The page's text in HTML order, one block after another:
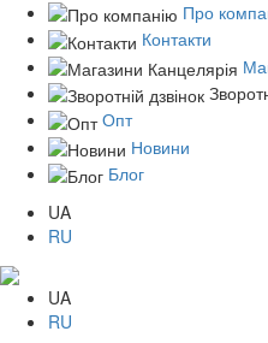
Про
Контакти
Опт
Новини
Блог
UA
RU
UA
RU